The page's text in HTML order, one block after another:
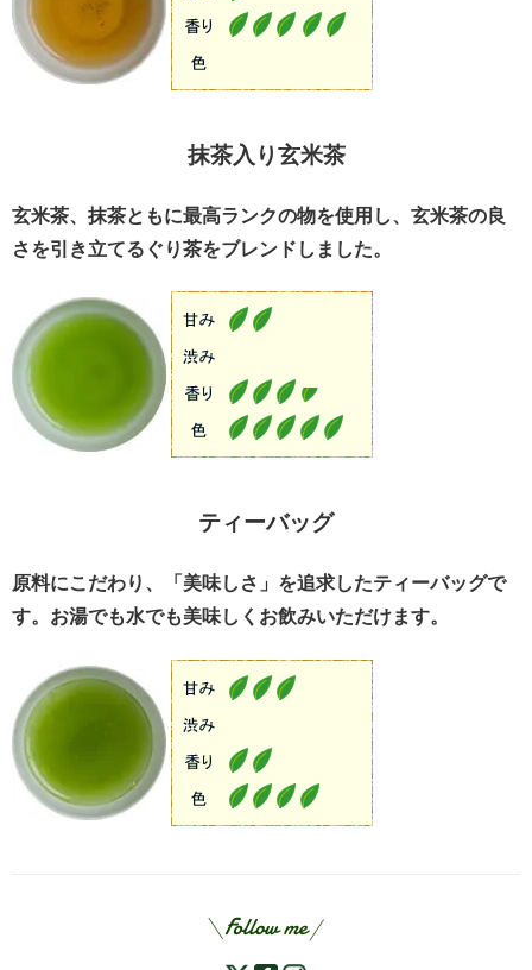
抹茶入り玄米茶
玄米茶、抹茶ともに最高ランクの物を使用し、玄米茶の良
さを引き立てるぐり茶をブレンドしました。
ティーバッグ
原料にこだわり、「美味しさ」を追求したティーバッグで
す。お湯でも水でも美味しくお飲みいただけます。